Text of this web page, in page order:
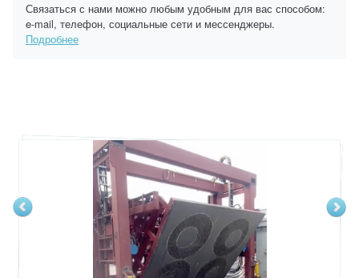
Связаться с нами можно любым удобным для вас способом:
e-mail, телефон, социальные сети и мессенджеры.
Подробнее